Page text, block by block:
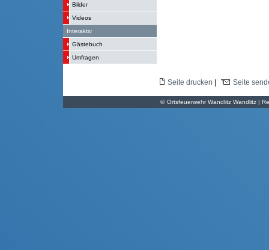
Bilder
Videos
Interaktiv
Gästebuch
Umfragen
Seite drucken Seite
© Ortsfeuerwehr Wandlitz Wandlitz |